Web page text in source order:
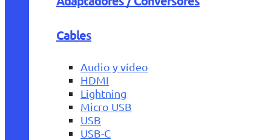
Cables
Audio y vídeo
HDMI
Lightning
Micro USB
USB
USB-C